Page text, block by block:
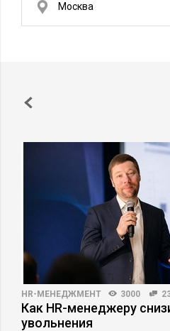
Москва
HR-МЕНЕДЖМЕНТ 3000
Как HR-менеджеру
увольнения